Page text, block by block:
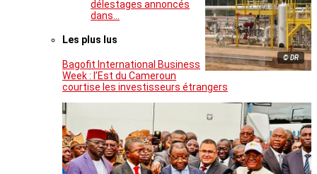
© DR
délestages annoncés
dans…
Les plus lus
Bagofit International Business
Week : l’Est du Cameroun
courtise les investisseurs étrangers